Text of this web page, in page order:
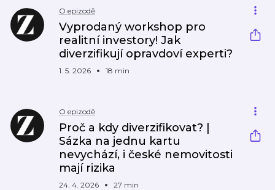
O epizodě
Vyprodaný workshop pro
realitní investory! Jak
diverzifikují opravdoví experti?
1. 5. 2026 18 min
O epizodě
Proč a kdy diverzifikovat? |
Sázka na jednu kartu
nevychází, i české nemovitosti
mají rizika
24. 4. 2026 27 min